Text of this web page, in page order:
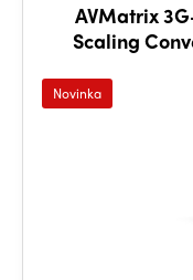
AVMatrix
Scaling
Novinka